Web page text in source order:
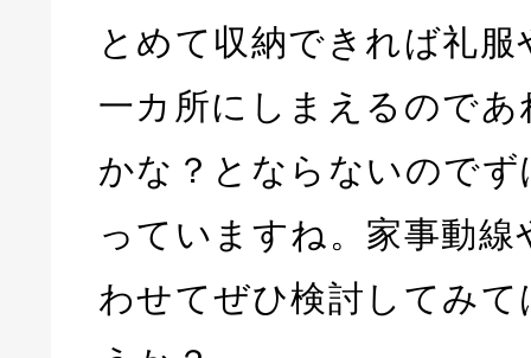
とめて収納できれば礼
一カ所にしまえるので
かな？とならないので
っていますね。家事動
わせてぜひ検討してみ